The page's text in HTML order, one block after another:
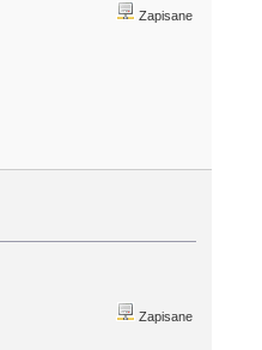
Zapisane
Zapisane